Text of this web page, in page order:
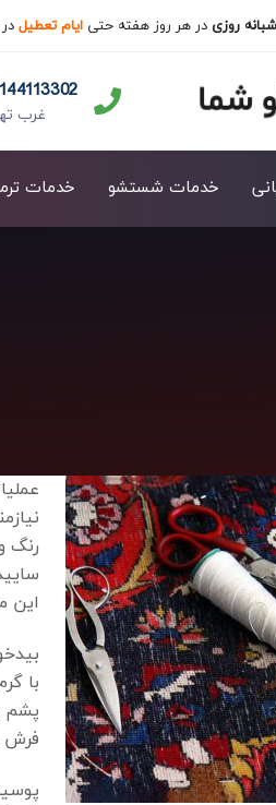
شبانه روزی در هر روز هفته حتی ایام تعطیل
غرب
خدمات شستشو خدمات
رنگ
این
با
پشم
فرش